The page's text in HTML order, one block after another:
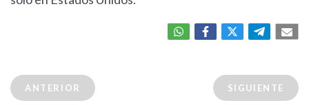
ANTERIOR SIGUIENTE